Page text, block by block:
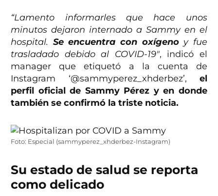
“Lamento informarles que hace unos
minutos dejaron internado a Sammy en el
hospital. Se encuentra con oxígenoy fue
trasladado debido al COVID-19″, indicó el
manager que etiquetó a la cuenta de
Instagram ‘@sammyperez_xhderbez’, el
perfil oficial de Sammy Pérez y en donde
también se confirmó la triste noticia.
Foto: Especial (sammyperez_xhderbez-Instagram)
Su estado de salud se reporta
como delicado